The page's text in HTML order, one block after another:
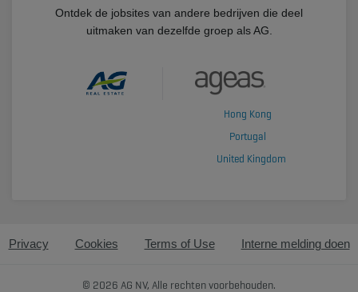
Ontdek de jobsites van andere bedrijven die deel
uitmaken van dezelfde groep als AG.
Hong Kong
Portugal
United Kingdom
Privacy Cookies Terms of Use Interne melding doen
© 2026 AG NV, Alle rechten voorbehouden.